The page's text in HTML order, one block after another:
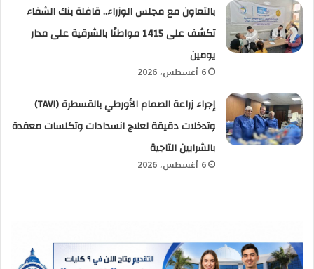
بالتعاون مع مجلس الوزراء.. قافلة بنك الشفاء
تكشف على 1415 مواطنًا بالشرقية على مدار
يومين
6 أغسطس، 2026
إجراء زراعة الصمام الأورطي بالقسطرة (TAVI)
وتدخلات دقيقة لعلاج انسدادات وتكلسات معقدة
بالشرايين التاجية
6 أغسطس، 2026